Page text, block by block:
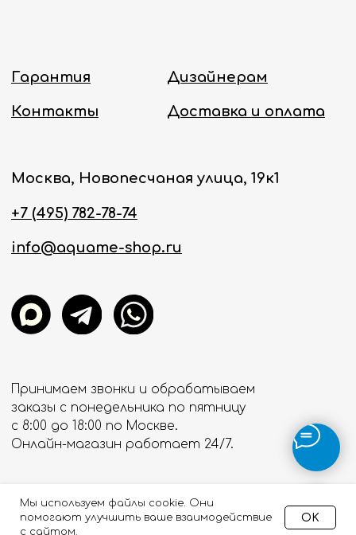
Мы используем файлы cookie. Они
помогают улучшить ваше взаимодействие
с сайтом.
OK